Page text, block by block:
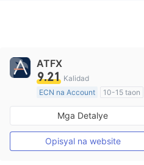
ATFX
9.21 Kalidad
ECN na Account
10-15 taon
Kinokontrol sa Australia
Paggawa ng Market (MM)
Pangunahing label na MT4
Mga Detalye
Opisyal na website